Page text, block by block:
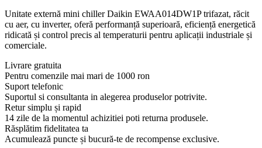
Unitate externă mini chiller Daikin EWAA014DW1P trifazat, răcit
cu aer, cu inverter, oferă performanță superioară, eficiență energetică
ridicată și control precis al temperaturii pentru aplicații industriale și
comerciale.
Livrare gratuita
Pentru comenzile mai mari de 1000 ron
Suport telefonic
Suportul si consultanta in alegerea produselor potrivite.
Retur simplu și rapid
14 zile de la momentul achizitiei poti returna produsele.
Răsplătim fidelitatea ta
Acumulează puncte și bucură-te de recompense exclusive.